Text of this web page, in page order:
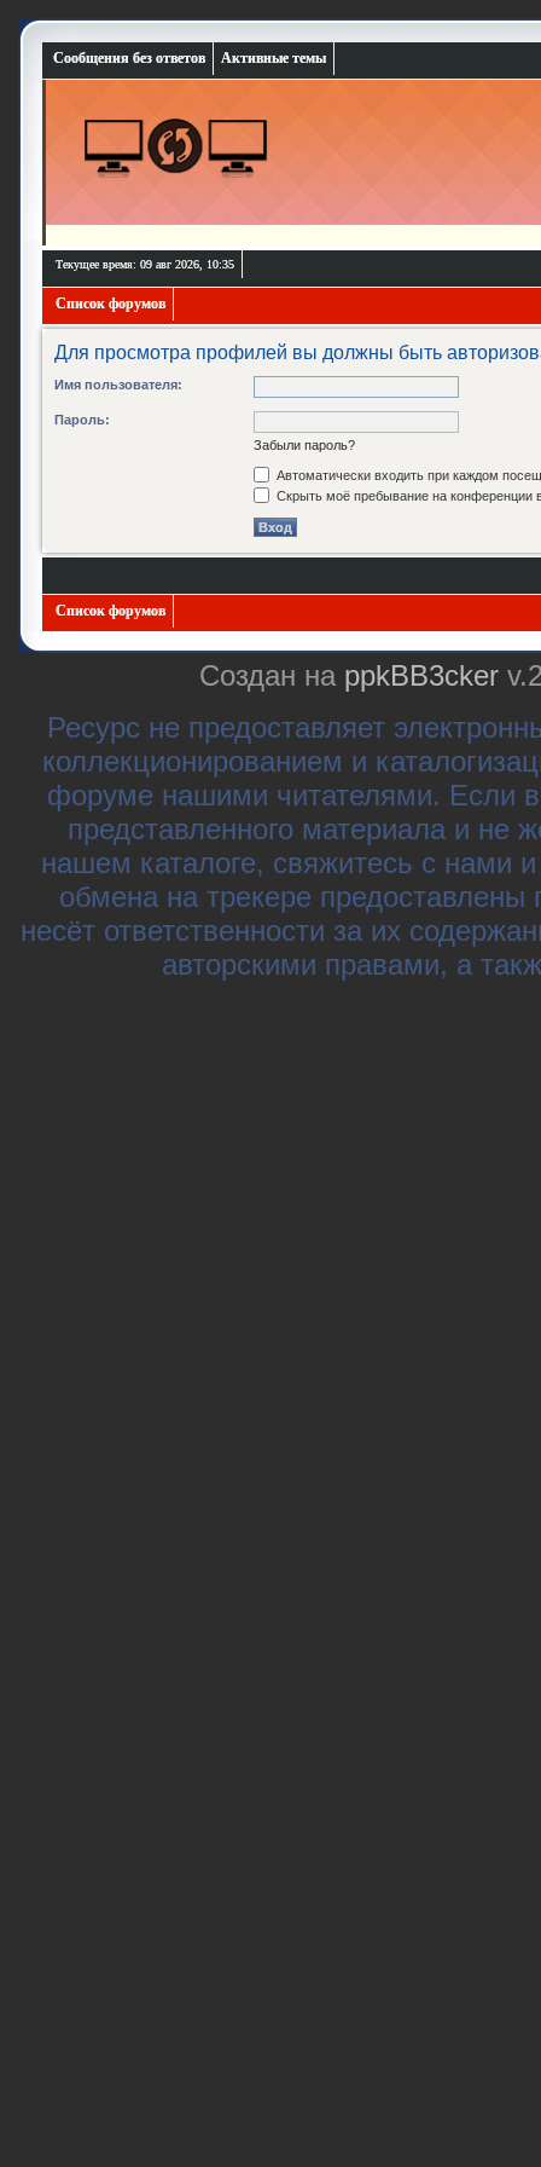
Сообщения без ответов Активные темы
Текущее время: 09 авг 2026, 10:35
Список форумов
Для просмотра профилей вы должны быть
Имя пользователя:
Пароль:
Забыли пароль?
Автоматически входить при каждом
Скрыть моё пребывание на конференции
Список форумов
Создан на ppkBB3cker
Ресурс не предоставляет
коллекционированием и
форуме нашими читателями. Если
представленного материала и не
нашем каталоге, свяжитесь с нами
обмена на трекере
несёт ответственности за их
авторскими правами, а